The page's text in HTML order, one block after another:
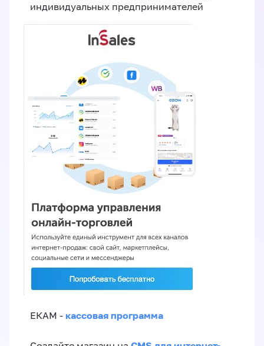
индивидуальных предпринимателей
ЕКАМ - кассовая программа